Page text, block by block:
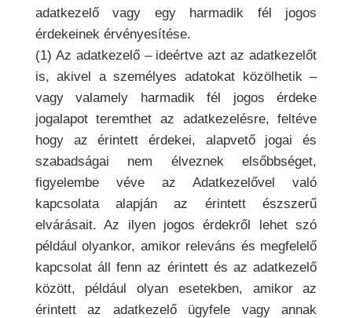
adatkezelő vagy egy harmadik fél jogos
érdekeinek érvényesítése.
(1) Az adatkezelő – ideértve azt az adatkezelőt
is, akivel a személyes adatokat közölhetik –
vagy valamely harmadik fél jogos érdeke
jogalapot teremthet az adatkezelésre, feltéve
hogy az érintett érdekei, alapvető jogai és
szabadságai nem élveznek elsőbbséget,
figyelembe véve az Adatkezelővel való
kapcsolata alapján az érintett észszerű
elvárásait. Az ilyen jogos érdekről lehet szó
például olyankor, amikor releváns és megfelelő
kapcsolat áll fenn az érintett és az adatkezelő
között, például olyan esetekben, amikor az
érintett az adatkezelő ügyfele vagy annak